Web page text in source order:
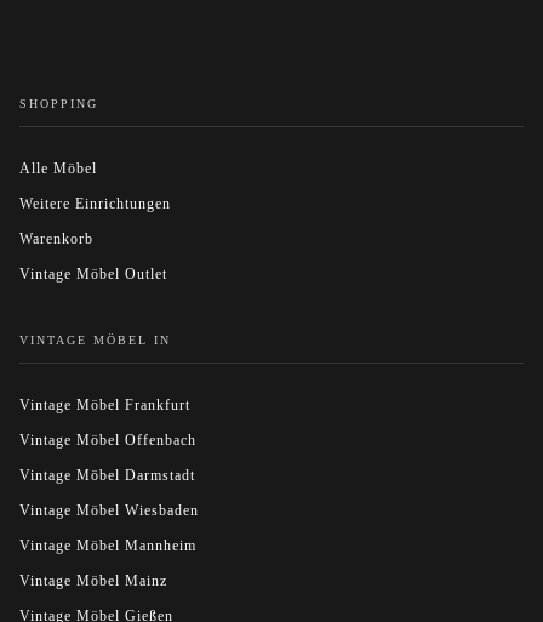
SHOPPING
Alle Möbel
Weitere Einrichtungen
Warenkorb
Vintage Möbel Outlet
VINTAGE MÖBEL IN
Vintage Möbel Frankfurt
Vintage Möbel Offenbach
Vintage Möbel Darmstadt
Vintage Möbel Wiesbaden
Vintage Möbel Mannheim
Vintage Möbel Mainz
Vintage Möbel Gießen